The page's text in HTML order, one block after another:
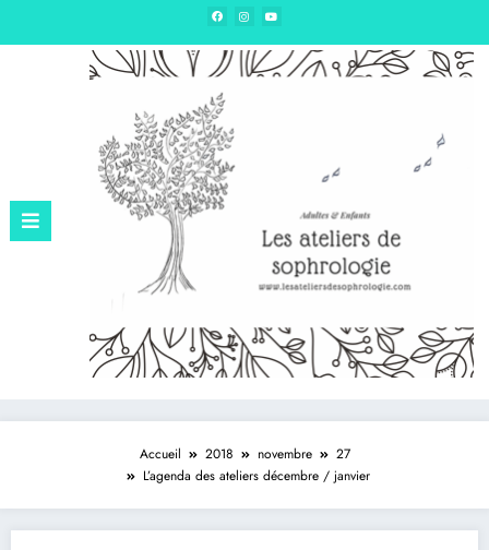
Accueil 2018 novembre
27
L’agenda des ateliers décembre / janvier